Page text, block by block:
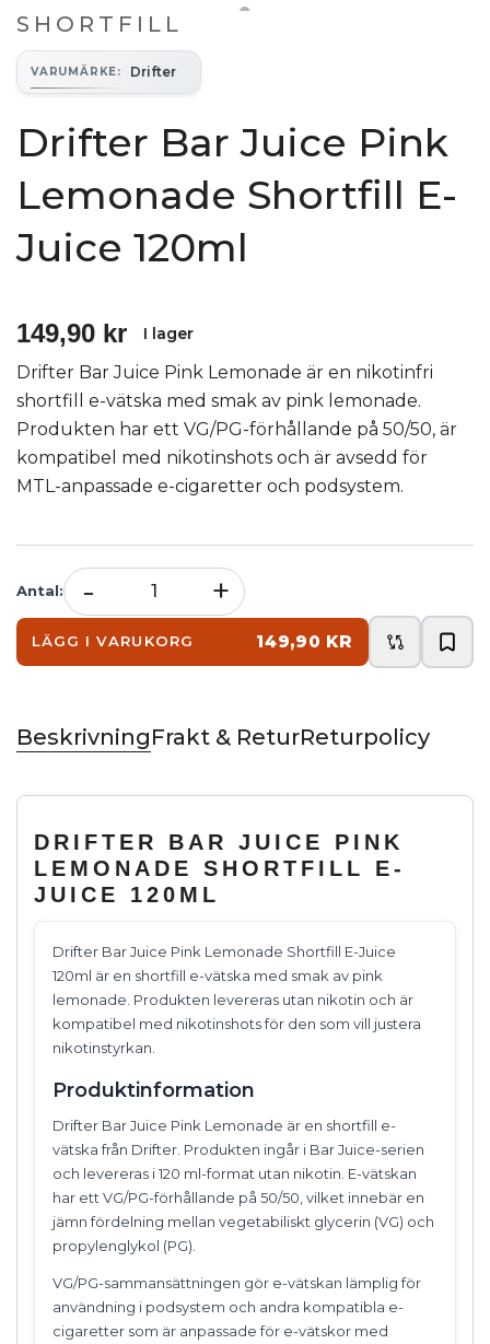
SHORTFILL
VARUMÄRKE: Drifter
Drifter Bar Juice Pink
Lemonade Shortfill E-
Juice 120ml
149,90 kr I lager
Drifter Bar Juice Pink Lemonade är en nikotinfri
shortfill e-vätska med smak av pink lemonade.
Produkten har ett VG/PG-förhållande på 50/50, är
kompatibel med nikotinshots och är avsedd för
MTL-anpassade e-cigaretter och podsystem.
Antal: - +
LÄGG I VARUKORG 149,90 KR
BeskrivningFrakt & ReturReturpolicy
DRIFTER BAR JUICE PINK
LEMONADE SHORTFILL E-
JUICE 120ML
Drifter Bar Juice Pink Lemonade Shortfill E-Juice
120ml är en shortfill e-vätska med smak av pink
lemonade. Produkten levereras utan nikotin och är
kompatibel med nikotinshots för den som vill justera
nikotinstyrkan.
Produktinformation
Drifter Bar Juice Pink Lemonade är en shortfill e-
vätska från Drifter. Produkten ingår i Bar Juice-serien
och levereras i 120 ml-format utan nikotin. E-vätskan
har ett VG/PG-förhållande på 50/50, vilket innebär en
jämn fördelning mellan vegetabiliskt glycerin (VG) och
propylenglykol (PG).
VG/PG-sammansättningen gör e-vätskan lämplig för
användning i podsystem och andra kompatibla e-
cigaretter som är anpassade för e-vätskor med